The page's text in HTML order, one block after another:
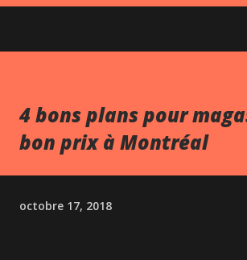
4 bons plans pour
bon prix à Montréal
octobre 17, 2018